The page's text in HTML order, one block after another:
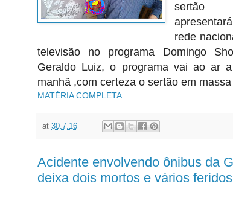
sertão
rede
televisão no programa Domingo
Geraldo Luiz, o programa vai ao ar
manhã ,com certeza o sertão em
MATÉRIA COMPLETA
at 30.7.16
Acidente envolvendo ônibus da
deixa dois mortos e vários